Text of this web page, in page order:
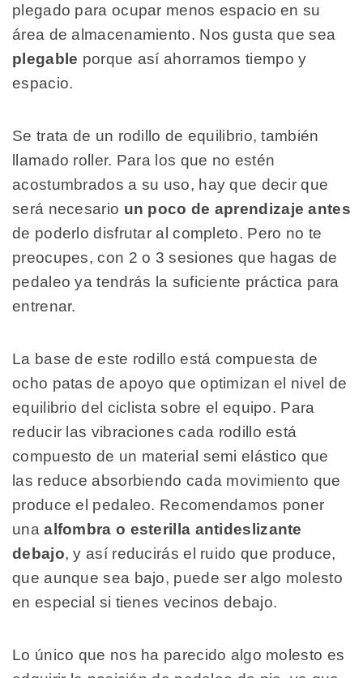
plegado para ocupar menos espacio en su
área de almacenamiento. Nos gusta que sea
plegable porque así ahorramos tiempo y
espacio.
Se trata de un rodillo de equilibrio, también
llamado roller. Para los que no estén
acostumbrados a su uso, hay que decir que
será necesario un poco de aprendizaje antes
de poderlo disfrutar al completo. Pero no te
preocupes, con 2 o 3 sesiones que hagas de
pedaleo ya tendrás la suficiente práctica para
entrenar.
La base de este rodillo está compuesta de
ocho patas de apoyo que optimizan el nivel de
equilibrio del ciclista sobre el equipo. Para
reducir las vibraciones cada rodillo está
compuesto de un material semi elástico que
las reduce absorbiendo cada movimiento que
produce el pedaleo. Recomendamos poner
unaalfombra o esterilla antideslizante
debajo, y así reducirás el ruido que produce,
que aunque sea bajo, puede ser algo molesto
en especial si tienes vecinos debajo.
Lo único que nos ha parecido algo molesto es